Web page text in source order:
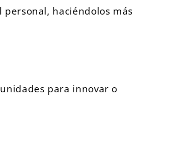
haciéndolos más
para innovar o